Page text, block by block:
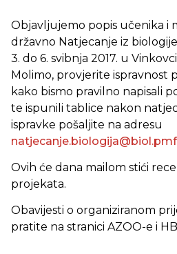
Objavljujemo popis učenika i
državno Natjecanje iz
3. do 6. svibnja 2017. u
Molimo, provjerite ispravnost
kako bismo pravilno napisali
te ispunili tablice nakon
ispravke pošaljite na adresu
Ovih će dana mailom stići
projekata.
Obavijesti o organiziranom
pratite na stranici AZOO-e i